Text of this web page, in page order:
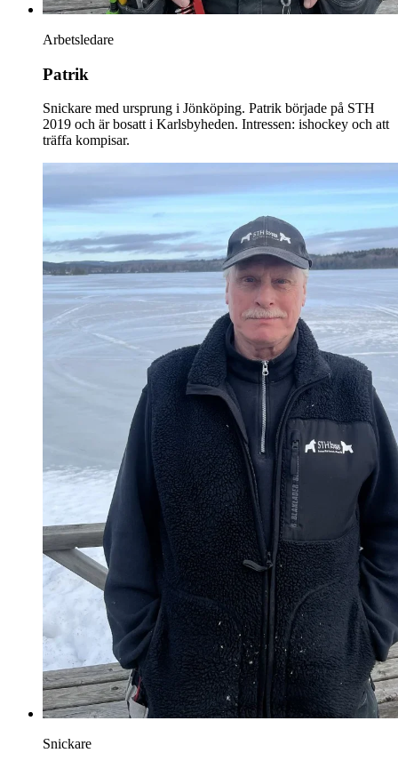
Arbetsledare
Patrik
Snickare med ursprung i Jönköping. Patrik började på STH
2019 och är bosatt i Karlsbyheden. Intressen: ishockey och att
träffa kompisar.
Snickare